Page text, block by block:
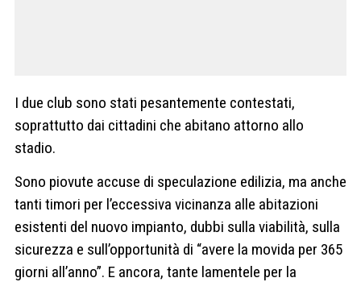
I due club sono stati pesantemente contestati,
soprattutto dai cittadini che abitano attorno allo
stadio.
Sono piovute accuse di speculazione edilizia, ma anche
tanti timori per l’eccessiva vicinanza alle abitazioni
esistenti del nuovo impianto, dubbi sulla viabilità, sulla
sicurezza e sull’opportunità di “avere la movida per 365
giorni all’anno”. E ancora, tante lamentele per la